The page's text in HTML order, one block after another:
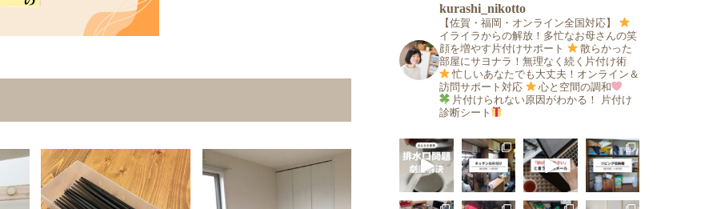
kurashi_nikotto
【佐賀・福岡・オンライン全国対応】
イライラからの解放！多忙なお母さんの笑
顔を増やす片付けサポート
散らかった
部屋にサヨナラ！無理なく続く片付け術
忙しいあなたでも大丈夫！オンライン＆
訪問サポート対応
心と空間の調和
片付けられない原因がわかる！
片付け
診断シート